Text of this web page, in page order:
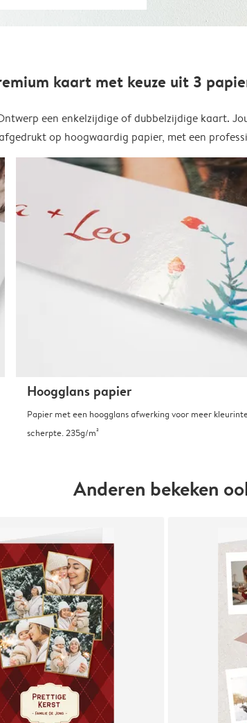
kaart met keuze uit 3
een enkelzijdige of dubbelzijdige kaart.
op hoogwaardig papier, met een
Hoogglans papier
Papier met een hoogglans afwerking voor meer
scherpte. 235g/m²
Anderen bekeken